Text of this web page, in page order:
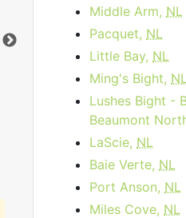
Frais d'activation:$14.95
Frais d'installation:
Vers le bas: 1Gbps
Mbps
Commandez
Middle Arm, NL
Pacquet, NL
Little Bay, NL
Ming's Bight,
Lushes Bight -
Beaumont
LaScie, NL
Baie Verte, NL
Port Anson, NL
Miles Cove, NL